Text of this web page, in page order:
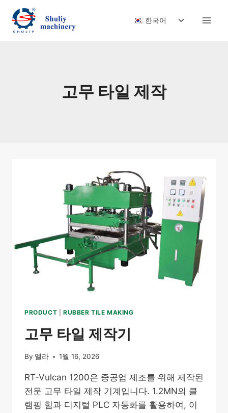
content
한국어
Toggle
고무 타일 제작
PRODUCT RUBBER TILE MAKING
고무 타일 제작기
By 엘라 1월 16, 2026
RT-Vulcan 1200은 중공업 제조를 위해 제작된
전문 고무 타일 제작 기계입니다. 1.2MN의 클
램핑 힘과 디지털 PLC 자동화를 활용하여, 이